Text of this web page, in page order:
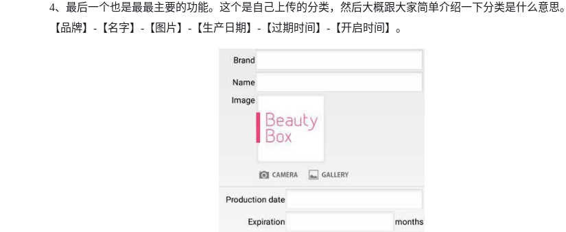
4、最后一个也是最最主要的功能。这个是自己上传的分类，然后大概跟大家简单介绍一下分类是什么意思。
【品牌】-【名字】-【图片】-【生产日期】-【过期时间】-【开启时间】。